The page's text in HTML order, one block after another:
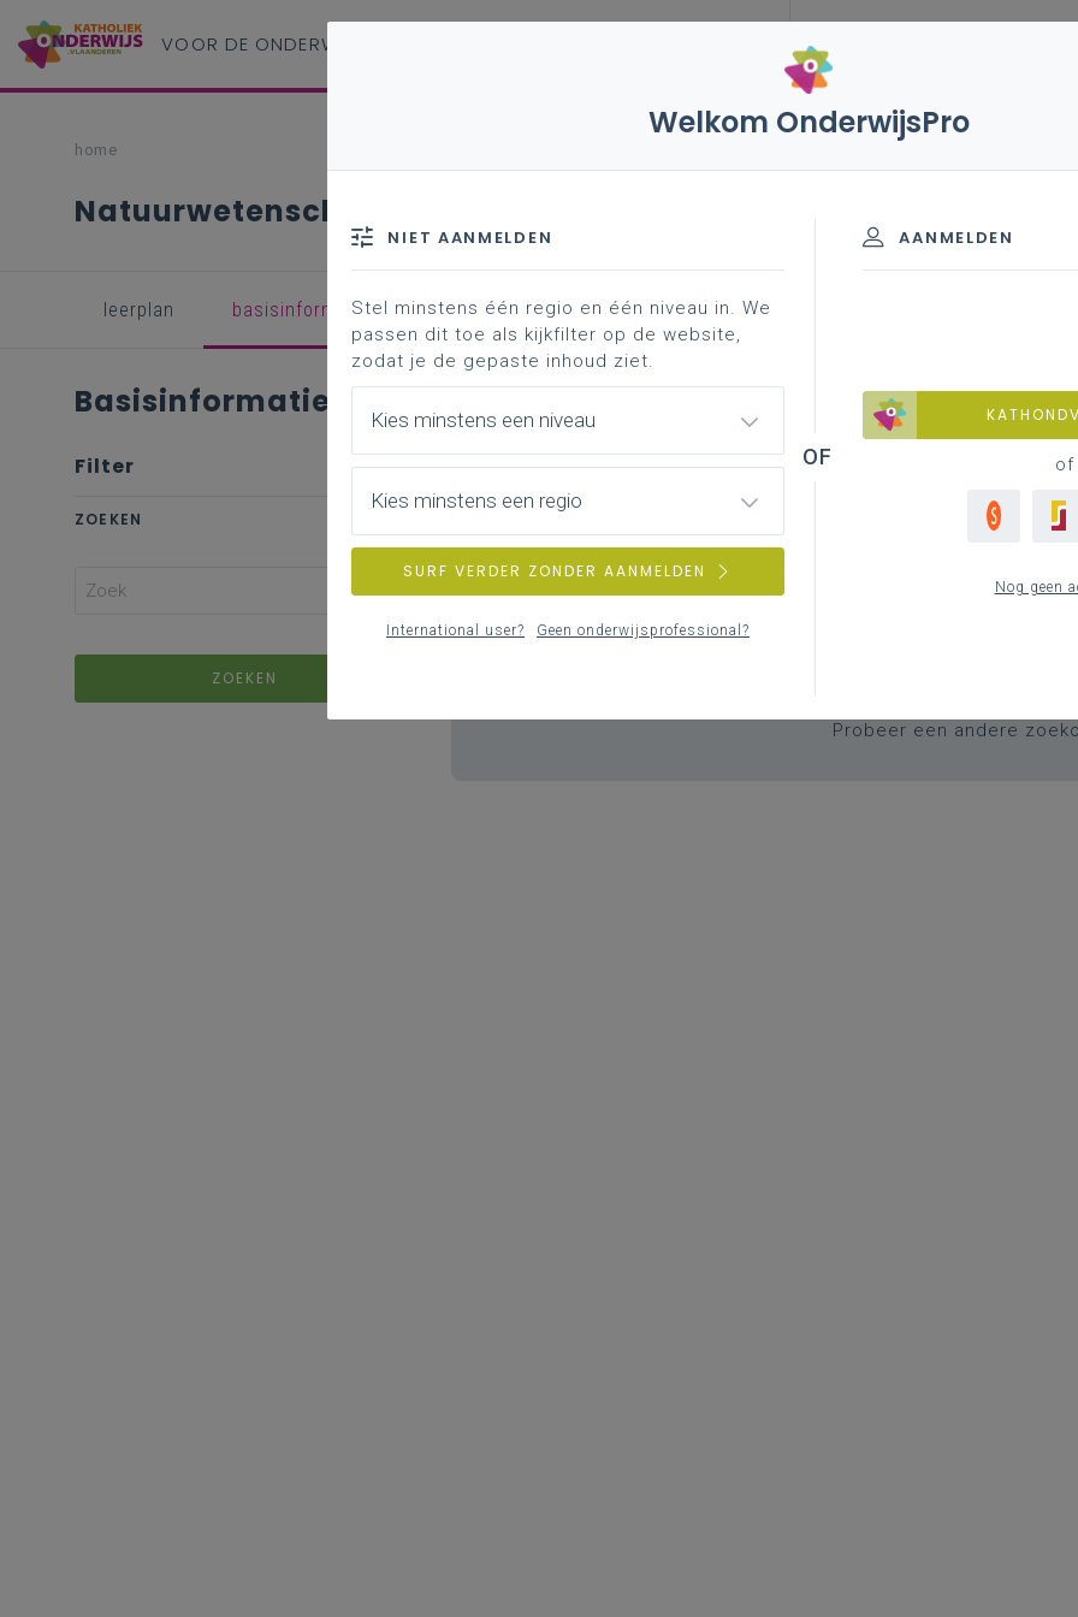
VOOR DE ONDERWIJS
home
Natuurwetenschappen B+S - 2de graad - D/A-finaliteit
leerplan basisinformatie inspirerend materiaal achtergrond
Basisinformatie
Filter wis filter
ZOEKEN
ZOEKEN
Er komen geen items overeen met
Probeer een andere
Welkom OnderwijsPro
AANMELDEN
of
Nog geen
NIET AANMELDEN
Stel minstens één regio en één niveau in. We
passen dit toe als kijkfilter op de website,
zodat je de gepaste inhoud ziet.
Kies minstens een niveau
Kies minstens een regio
SURF VERDER ZONDER AANMELDEN
International user? Geen onderwijsprofessional?